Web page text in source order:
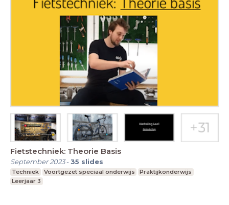
Fietstechniek: Theorie Basis
September 2023-35 slides
Techniek Voortgezet speciaal onderwijs
Praktijkonderwijs
Leerjaar 3